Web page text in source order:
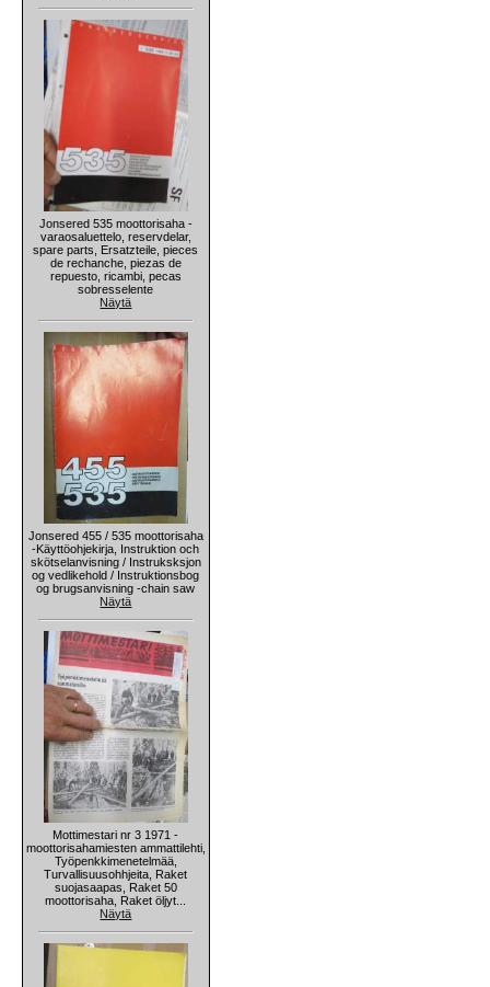
Jonsered 535 moottorisaha -
varaosaluettelo, reservdelar,
spare parts, Ersatzteile, pieces
de rechanche, piezas de
repuesto, ricambi, pecas
sobresselente
Näytä
Jonsered 455 / 535 moottorisaha
-Käyttöohjekirja, Instruktion och
skötselanvisning / Instruksksjon
og vedlikehold / Instruktionsbog
og brugsanvisning -chain saw
Näytä
Mottimestari nr 3 1971 -
moottorisahamiesten ammattilehti,
Työpenkkimenetelmää,
Turvallisuusohhjeita, Raket
suojasaapas, Raket 50
moottorisaha, Raket öljyt...
Näytä